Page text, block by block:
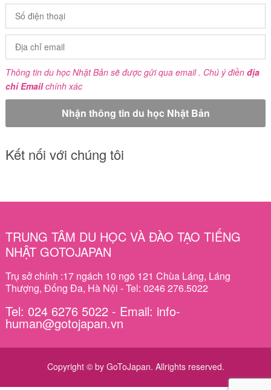
Thông tin du học Nhật Bản sẽ được gửi qua email . Chú ý điền địa
chỉ Emailchính xác
Kết nối với chúng tôi
TRUNG TÂM DU HỌC VÀ ĐÀO TẠO TIẾNG
NHẬT GOTOJAPAN
Trụ sở chính :17 ngách 10 ngõ 121 Chùa Láng, Láng
Thượng, Đống Đa, Hà Nội - Tel: 0246 276.5022
Tel: 024 6276 5022 - Email: info-
human@gotojapan.vn
Copyright © by GoToJapan. Allrights reserved.